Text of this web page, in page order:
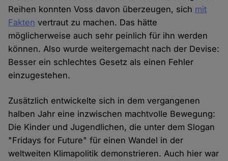
Reihen konnten Voss davon überzeugen, sich mit
Fakten vertraut zu machen. Das hätte
möglicherweise auch sehr peinlich für ihn werden
können. Also wurde weitergemacht nach der Devise:
Besser ein schlechtes Gesetz als einen Fehler
einzugestehen.
Zusätzlich entwickelte sich in dem vergangenen
halben Jahr eine inzwischen machtvolle Bewegung:
Die Kinder und Jugendlichen, die unter dem Slogan
"Fridays for Future" für einen Wandel in der
weltweiten Klimapolitik demonstrieren. Auch hier war